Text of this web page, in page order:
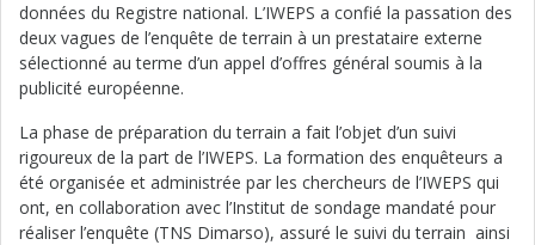
données du Registre national. L’IWEPS a confié la passation des
deux vagues de l’enquête de terrain à un prestataire externe
sélectionné au terme d’un appel d’offres général soumis à la
publicité européenne.
La phase de préparation du terrain a fait l’objet d’un suivi
rigoureux de la part de l’IWEPS. La formation des enquêteurs a
été organisée et administrée par les chercheurs de l’IWEPS qui
ont, en collaboration avec l’Institut de sondage mandaté pour
réaliser l’enquête (TNS Dimarso), assuré le suivi du terrain ainsi